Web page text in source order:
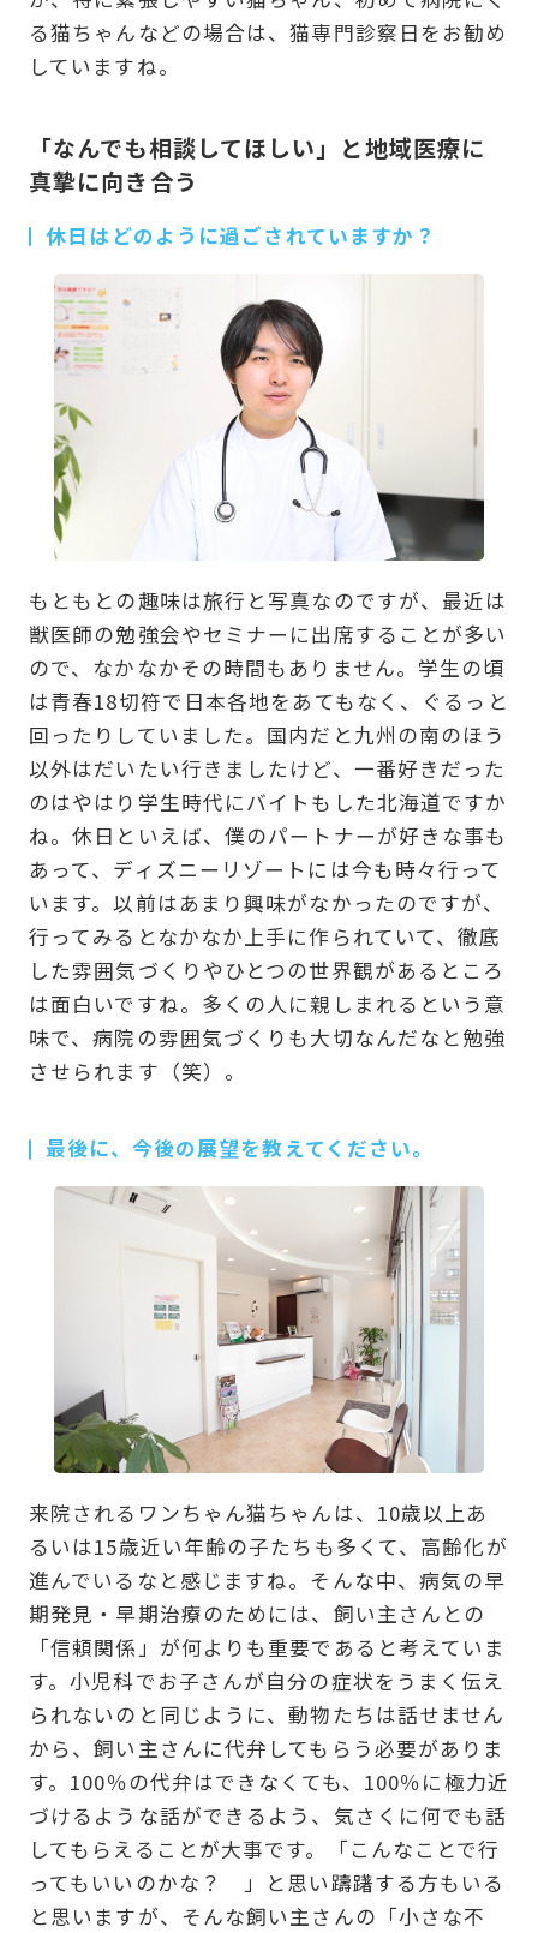
る猫ちゃんなどの場合は、猫専門診察日をお勧め
していますね。
「なんでも相談してほしい」と地域医療に
真摯に向き合う
休日はどのように過ごされていますか？
もともとの趣味は旅行と写真なのですが、最近は
獣医師の勉強会やセミナーに出席することが多い
ので、なかなかその時間もありません。学生の頃
は青春18切符で日本各地をあてもなく、ぐるっと
回ったりしていました。国内だと九州の南のほう
以外はだいたい行きましたけど、一番好きだった
のはやはり学生時代にバイトもした北海道ですか
ね。休日といえば、僕のパートナーが好きな事も
あって、ディズニーリゾートには今も時々行って
います。以前はあまり興味がなかったのですが、
行ってみるとなかなか上手に作られていて、徹底
した雰囲気づくりやひとつの世界観があるところ
は面白いですね。多くの人に親しまれるという意
味で、病院の雰囲気づくりも大切なんだなと勉強
させられます（笑）。
最後に、今後の展望を教えてください。
来院されるワンちゃん猫ちゃんは、10歳以上あ
るいは15歳近い年齢の子たちも多くて、高齢化が
進んでいるなと感じますね。そんな中、病気の早
期発見・早期治療のためには、飼い主さんとの
「信頼関係」が何よりも重要であると考えていま
す。小児科でお子さんが自分の症状をうまく伝え
られないのと同じように、動物たちは話せません
から、飼い主さんに代弁してもらう必要がありま
す。100％の代弁はできなくても、100％に極力近
づけるような話ができるよう、気さくに何でも話
してもらえることが大事です。「こんなことで行
ってもいいのかな？ 」と思い躊躇する方もいる
と思いますが、そんな飼い主さんの「小さな不